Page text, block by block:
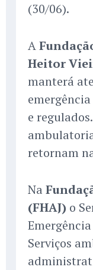
(30/06).
A
Heitor
manterá
e
retornam
Na
(FHAJ) o
Serviços